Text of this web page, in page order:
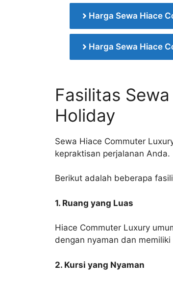
Harga Sewa Hiace
Harga Sewa Hiace
Fasilitas
Holiday
Sewa Hiace Commuter
kepraktisan perjalanan Anda.
Berikut adalah beberapa
1. Ruang yang Luas
Hiace Commuter Luxury
dengan nyaman dan
2. Kursi yang Nyaman